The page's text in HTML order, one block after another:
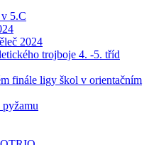
5.C
2024
trojboje 4. -5. tříd
finále ligy škol v orientačním
pyžamu